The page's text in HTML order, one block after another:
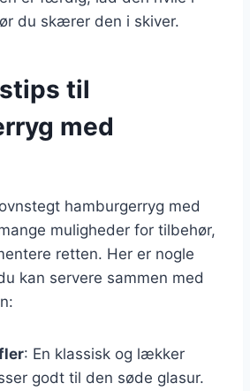
du skærer den i skiver.
til
med
hamburgerryg med
muligheder for tilbehør,
retten. Her er nogle
kan servere sammen med
: En klassisk og lækker
godt til den søde glasur.